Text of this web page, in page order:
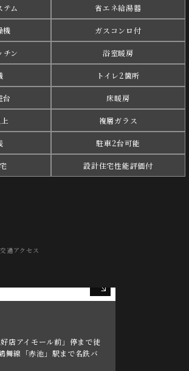
テム 省エネ給湯器
機 ガスコンロ付
チン 浴室暖房
トイレ2箇所
台 床暖房
複層ガラス
駐車2台可能
設計住宅性能評価付
交通アクセス
店アイモール前」停まで徒
舞線「赤池」駅まで名鉄バ